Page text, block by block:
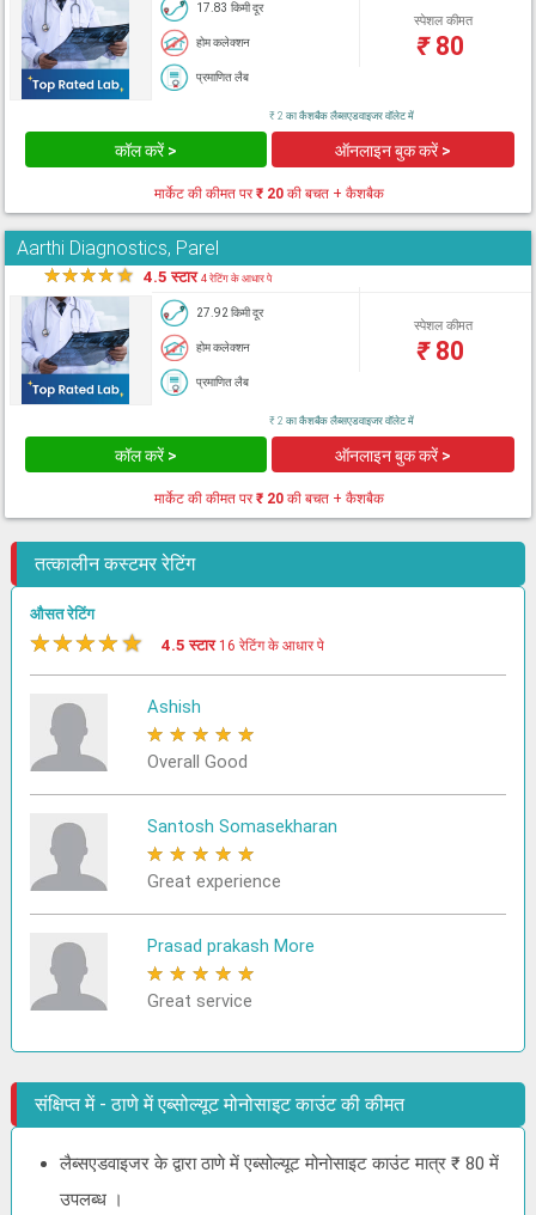
17.83 किमी दूर
होम कलेक्शन
प्रमाणित लैब
स्पेशल कीमत
₹80
₹ 2 का कैशबैक लैब्सएडवाइजर वॉलेट में
कॉल करें > ऑनलाइन बुक करें >
मार्केट की कीमत पर₹ 20 की बचत + कैशबैक
Aarthi Diagnostics, Parel
★★★★★ 4.5 स्टार4 रेटिंग के आधार पे
27.92 किमी दूर
होम कलेक्शन
प्रमाणित लैब
स्पेशल कीमत
₹80
₹ 2 का कैशबैक लैब्सएडवाइजर वॉलेट में
कॉल करें > ऑनलाइन बुक करें >
मार्केट की कीमत पर₹ 20 की बचत + कैशबैक
तत्कालीन कस्टमर रेटिंग
औसत रेटिंग
★★★★★ 4.5 स्टार 16 रेटिंग के आधार पे
Ashish
★ ★ ★ ★ ★
Overall Good
Santosh Somasekharan
★ ★ ★ ★ ★
Great experience
Prasad prakash More
★ ★ ★ ★ ★
Great service
संक्षिप्त में - ठाणे में एब्सोल्यूट मोनोसाइट काउंट की कीमत
लैब्सएडवाइजर के द्वारा ठाणे में एब्सोल्यूट मोनोसाइट काउंट मात्र ₹ 80 में
उपलब्ध ।